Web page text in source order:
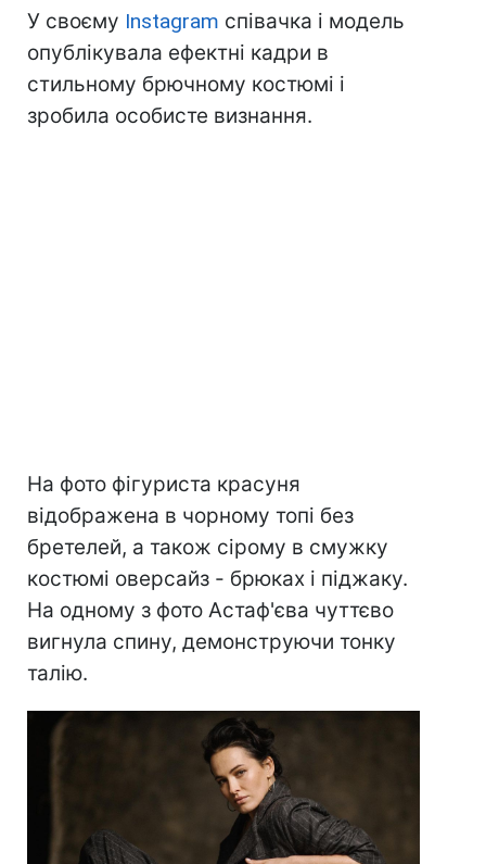
У своєму Instagram співачка і модель
опублікувала ефектні кадри в
стильному брючному костюмі і
зробила особисте визнання.
На фото фігуриста красуня
відображена в чорному топі без
бретелей, а також сірому в смужку
костюмі оверсайз - брюках і піджаку.
На одному з фото Астаф'єва чуттєво
вигнула спину, демонструючи тонку
талію.